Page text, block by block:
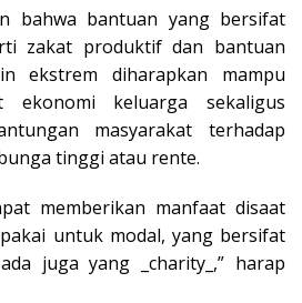
bahwa bantuan yang bersifat
zakat produktif dan bantuan
ekstrem diharapkan mampu
ekonomi keluarga sekaligus
masyarakat terhadap
tinggi atau rente.
memberikan manfaat disaat
untuk modal, yang bersifat
juga yang _charity_,” harap